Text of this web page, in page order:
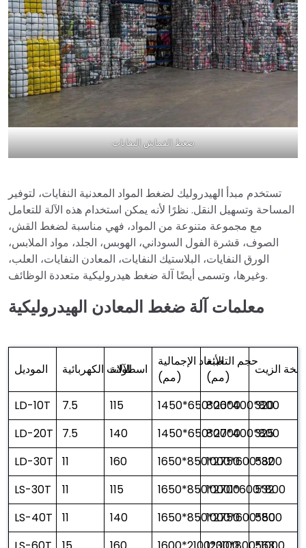
ضغط القماش النفايات
تستخدم مبدأ الهيدروليك لضغط المواد المعدنية النفايات، لتوفير
المساحة وتسهيل النقل. نظرًا لأنه يمكن استخدام هذه الآلة للتعامل
مع مجموعة متنوعة من المواد، فهي مناسبة لضغط القش،
الصوف، قشرة الفول السوداني، الهوبس، الجلد، مواد الملابس،
الورق النفايات، البلاستيك النفايات، المعادن النفايات، العلب،
وغيرها، وتسمى أيضًا آلة ضغط هيدروليكية متعددة الوظائف.
معلمات آلة ضغط المعادن الهيدروليكية
الموديل الآلات الكهربائية
اسطوانة
الأبعاد الإجمالية
(مم)
حجم التعبئة
(مم)
الزيت
LD-10T 7.5 115 1450*650*2600800*400*800
320
LD-20T
7.5 140 1450*650*2700800*400*800
325
LD-30T
11 160 1650*850*27501000*600*800
532
LS-30T
11 115 1650*850*270010001*600*800
532
LS-40T
11 140 1650*850*27501000*600*800
550